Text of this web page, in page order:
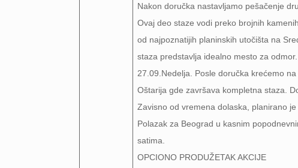
Nakon doručka nastavljamo pešačenje
Ovaj deo staze vodi preko brojnih
od najpoznatijih planinskih utočišta na
staza predstavlja idealno mesto za
27.09.Nedelja. Posle doručka krećemo
Oštarija gde završava kompletna staza.
Zavisno od vremena dolaska, planirano
Polazak za Beograd u kasnim
satima.
OPCIONO PRODUŽETAK AKCIJE